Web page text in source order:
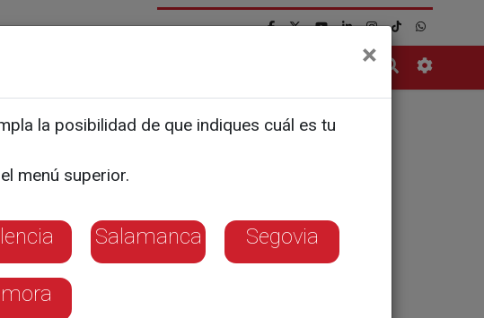
de la Guardia
×
la posibilidad de que indiques cuál es tu
menú superior.
Salamanca Segovia